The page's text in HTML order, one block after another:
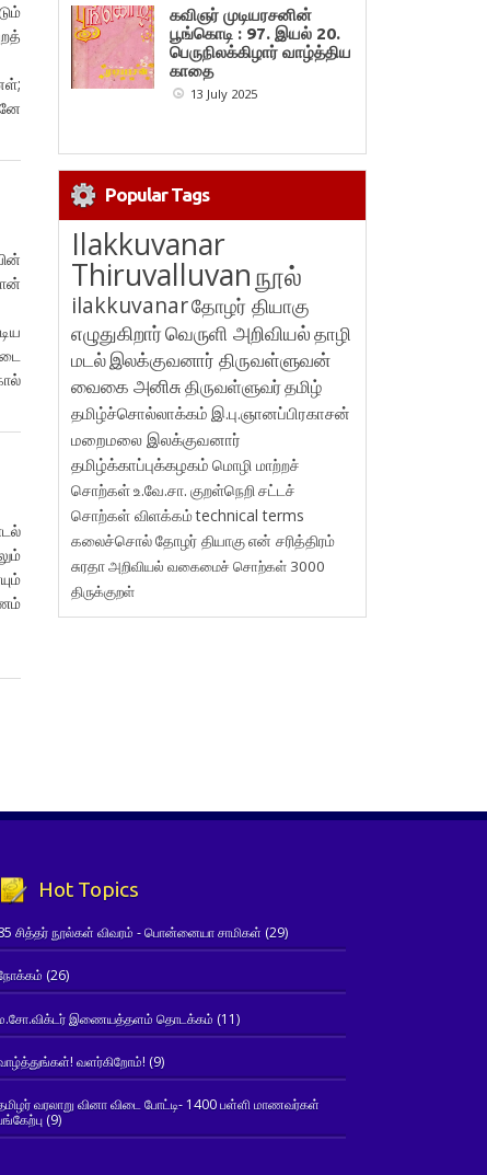
கவிஞர் முடியரசனின்
பூங்கொடி : 97. இயல் 20.
பெருநிலக்கிழார் வாழ்த்திய
காதை
13 July 2025
Popular Tags
Ilakkuvanar
Thiruvalluvanநூல்
ilakkuvanarதோழர் தியாகு
எழுதுகிறார்வெருளி அறிவியல்தாழி
மடல்இலக்குவனார் திருவள்ளுவன்
வைகை அனிசுதிருவள்ளுவர்தமிழ்
தமிழ்ச்சொல்லாக்கம் இ.பு.ஞானப்பிரகாசன்
மறைமலை இலக்குவனார்
தமிழ்க்காப்புக்கழகம் மொழி மாற்றச்
சொற்கள்உ.வே.சா. குறள்நெறி சட்டச்
சொற்கள் விளக்கம்technical terms
கலைச்சொல்தோழர் தியாகுஎன் சரித்திரம்
சுரதாஅறிவியல் வகைமைச் சொற்கள் 3000
திருக்குறள்
Hot Topics
சித்தர் நூல்கள் விவரம் - பொன்னையா சாமிகள் (29)
(26)
இணையத்தளம் தொடக்கம் (11)
வளர்கிறோம்! (9)
வரலாறு வினா விடை போட்டி- 1400 பள்ளி மாணவர்கள்
(9)